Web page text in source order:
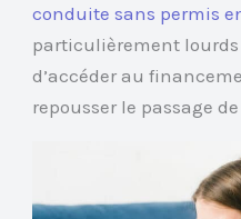
conduite sans permis
particulièrement
d’accéder au
repousser le passage